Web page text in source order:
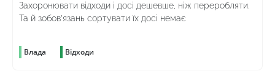
Захоронювати відходи і досі дешевше, ніж переробляти.
Та й зобов’язань сортувати їх досі немає
Влада Відходи